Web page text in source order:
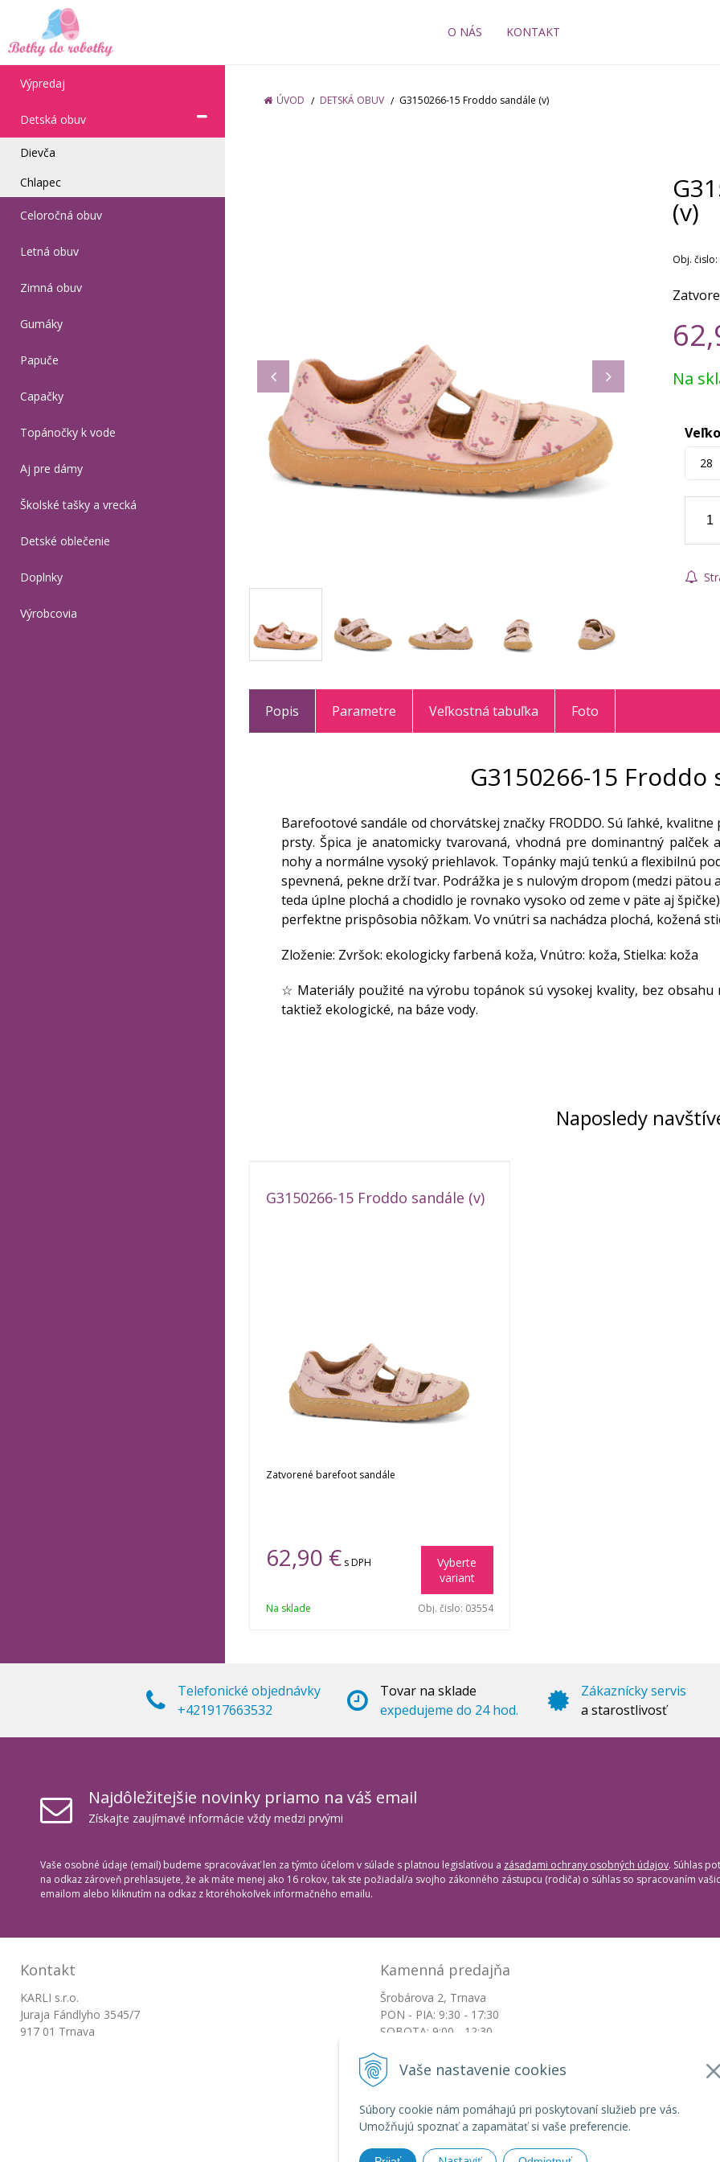
Vaše nastavenie cookies
Súbory cookie nám pomáhajú pri poskytovaní služieb pre vás.
Umožňujú spoznať a zapamätať si vaše preferencie.
O NÁS KONTAKT
Výpredaj
Detská obuv
Dievča
Chlapec
Celoročná obuv
Letná obuv
Zimná obuv
Gumáky
Papuče
Capačky
Topánočky k vode
Aj pre dámy
Školské tašky a vrecká
Detské oblečenie
Doplnky
Výrobcovia
ÚVOD DETSKÁ OBUV G3150266-15 Froddo sandále (v)
(v)
Obj. čislo:
Na
28
Popis Parametre Veľkostná tabuľka Foto
G3150266-15 Froddo
Barefootové sandále od chorvátskej značky FRODDO. Sú ľahké,
prsty. Špica je anatomicky tvarovaná, vhodná pre dominantný
nohy a normálne vysoký priehlavok. Topánky majú tenkú a flexibilnú
spevnená, pekne drží tvar. Podrážka je s nulovým dropom (medzi
teda úplne plochá a chodidlo je rovnako vysoko od zeme v päte aj
perfektne prispôsobia nôžkam. Vo vnútri sa nachádza plochá, kožená
Zloženie: Zvršok: ekologicky farbená koža, Vnútro: koža, Stielka: koža
☆ Materiály použité na výrobu topánok sú vysokej kvality, bez obsahu
taktiež ekologické, na báze vody.
Naposledy
G3150266-15 Froddo sandále (v)
Zatvorené barefoot sandále
62,90 € s DPH
Vyberte
variant
Na sklade Obj. čislo: 03554
Telefonické objednávky
+421917663532
Tovar na sklade
expedujeme do 24 hod.
Zákaznícky servis
a starostlivosť
Najdôležitejšie novinky priamo na váš email
Získajte zaujímavé informácie vždy medzi prvými
Vaše osobné údaje (email) budeme spracovávať len za týmto účelom v súlade s platnou legislatívou a zásadami ochrany osobných údajov. Súhlas
na odkaz zároveň prehlasujete, že ak máte menej ako 16 rokov, tak ste požiadal/a svojho zákonného zástupcu (rodiča) o súhlas so spracovaním
emailom alebo kliknutím na odkaz z ktoréhokoľvek informačného emailu.
Kontakt
KARLI s.r.o.
Juraja Fándlyho 3545/7
917 01 Trnava
Kamenná predajňa
Šrobárova 2, Trnava
PON - PIA: 9:30 - 17:30
SOBOTA: 9:00 - 12:30
objednavky@botkydorobotky.sk